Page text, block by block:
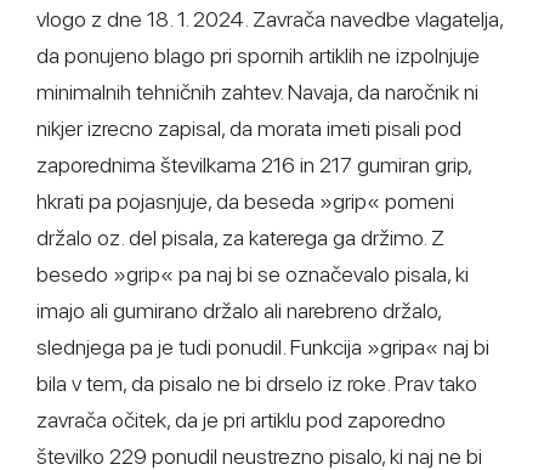
vlogo z dne 18. 1. 2024. Zavrača navedbe vlagatelja,
da ponujeno blago pri spornih artiklih ne izpolnjuje
minimalnih tehničnih zahtev. Navaja, da naročnik ni
nikjer izrecno zapisal, da morata imeti pisali pod
zaporednima številkama 216 in 217 gumiran grip,
hkrati pa pojasnjuje, da beseda »grip« pomeni
držalo oz. del pisala, za katerega ga držimo. Z
besedo »grip« pa naj bi se označevalo pisala, ki
imajo ali gumirano držalo ali narebreno držalo,
slednjega pa je tudi ponudil. Funkcija »gripa« naj bi
bila v tem, da pisalo ne bi drselo iz roke. Prav tako
zavrača očitek, da je pri artiklu pod zaporedno
številko 229 ponudil neustrezno pisalo, ki naj ne bi